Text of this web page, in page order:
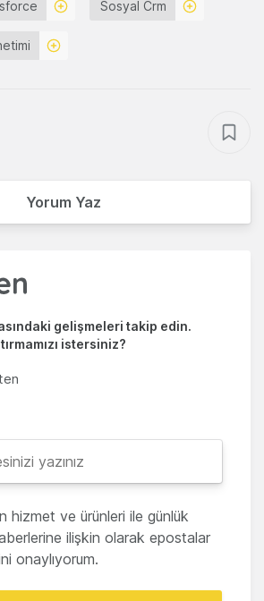
Sosyal Crm
Yorum Yaz
gelişmeleri takip edin.
istersiniz?
hizmet ve ürünleri ile günlük
ilişkin olarak epostalar
onaylıyorum.